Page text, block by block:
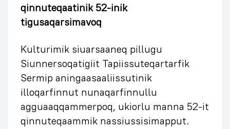
qinnuteqaatinik 52-inik
tigusaqarsimavoq
Kulturimik siuarsaaneq pillugu
Siunnersoqatigiit Tapiissuteqartarfik
Sermip aningaasaaliissutinik
illoqarfinnut nunaqarfinnullu
agguaaqqammerpoq, ukiorlu manna 52-it
qinnuteqaammik nassiussisimapput.